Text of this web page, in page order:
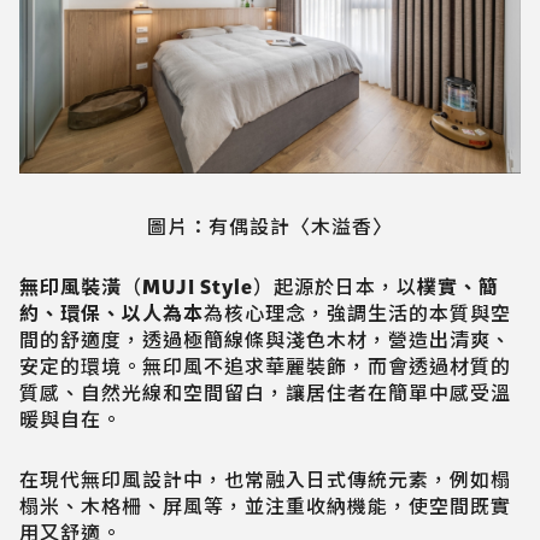
圖片：有偶設計〈木溢香〉
無印風裝潢 （MUJI Style）起源於日本，以樸實、簡
約、環保、以人為本為核心理念，強調生活的本質與空
間的舒適度，透過極簡線條與淺色木材，營造出清爽、
安定的環境。無印風不追求華麗裝飾，而會透過材質的
質感、自然光線和空間留白，讓居住者在簡單中感受溫
暖與自在。
在現代無印風設計中，也常融入日式傳統元素，例如榻
榻米、木格柵、屏風等，並注重收納機能，使空間既實
用又舒適。